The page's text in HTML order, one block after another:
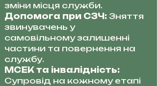
зміни місця служби.
Допомога при СЗЧ: Зняття
звинувачень у
самовільному залишенні
частини та повернення на
службу.
МСЕК та інвалідність:
Супровід на кожному етапі